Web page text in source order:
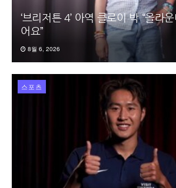
‘브리저튼 4’ 아역 클로이 박 “올라
어요”
8월 6, 2026
스포츠